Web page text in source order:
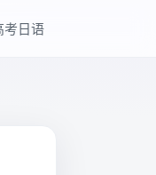
考日语